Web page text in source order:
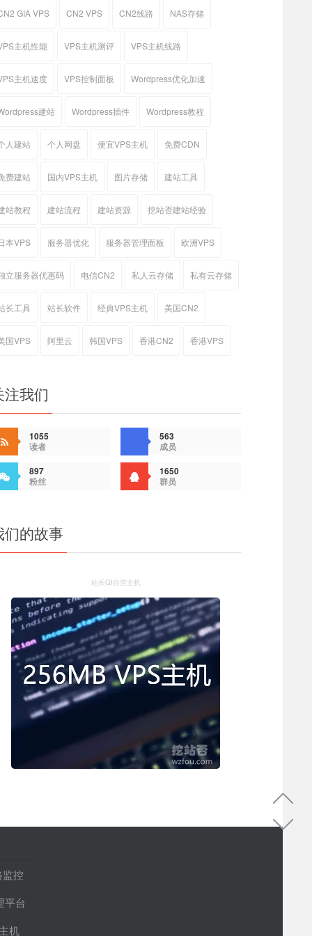
GIA VPS CN2 VPS CN2线路 NAS存储
主机性能 VPS主机测评 VPS主机线路
主机速度 VPS控制面板 Wordpress优化加速
建站 Wordpress插件 Wordpress教程
人建站 个人网盘 便宜VPS主机 免费CDN
费建站 国内VPS主机 图片存储 建站工具
站教程 建站流程 建站资源 挖站否建站经验
本VPS 服务器优化 服务器管理面板 欧洲VPS
立服务器优惠码 电信CN2 私人云存储 私有云存储
长工具 站长软件 经典VPS主机 美国CN2
国VPS 阿里云 韩国VPS 香港CN2 香港VPS
注我们
1055
读者
563
成员
897
粉丝
1650
群员
们的故事
站长QI自营主机
控
平台
机